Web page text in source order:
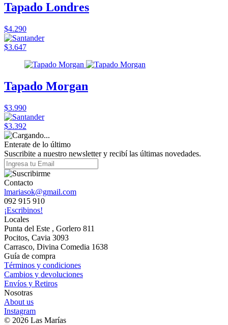
Tapado Londres
$4.290
$3.647
Tapado Morgan
$3.990
$3.392
Enterate de lo último
Suscribite a nuestro newsletter y recibí las últimas novedades.
Contacto
lmariasok@gmail.com
092 915 910
¡Escribinos!
Locales
Punta del Este , Gorlero 811
Pocitos, Cavia 3093
Carrasco, Divina Comedia 1638
Guía de compra
Términos y condiciones
Cambios y devoluciones
Envíos y Retiros
Nosotras
About us
Instagram
© 2026 Las Marías